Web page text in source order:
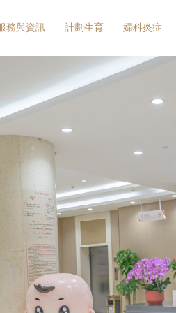
務與資訊 計劃生育 婦科炎症